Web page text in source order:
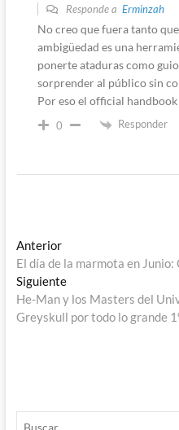
Responde a Erminzah
No creo que fuera tanto
ambigüedad es una
ponerte ataduras como
sorprender al público sin
Por eso el official
0 Responder
Navegación
de
entradas
AnteriorEntrada
anterior:
El día de la marmota en
SiguienteEntrada
siguiente:
He-Man y los Masters del
Greyskull por todo lo grande